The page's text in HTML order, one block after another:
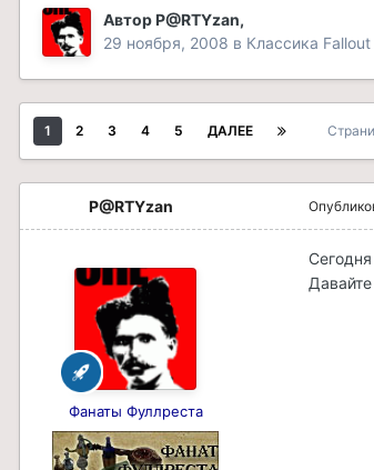
АвторP@RTYzan,
29 ноября, 2008 в Классика Fallout
1 2 3 4 5 ДАЛЕЕ
P@RTYzan
Фанаты Фуллреста